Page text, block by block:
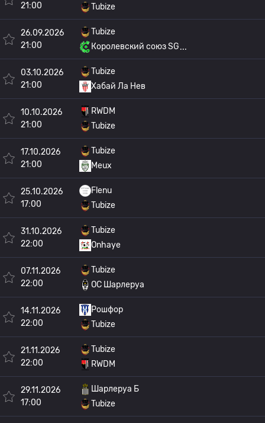
21:00
Tubize
26.09.2026
21:00
Tubize
Королевский союз SG
03.10.2026
21:00
Tubize
Хабай Ла Нев
10.10.2026
21:00
RWDM
Tubize
17.10.2026
21:00
Tubize
Meux
25.10.2026
17:00
Flenu
Tubize
31.10.2026
22:00
Tubize
Onhaye
07.11.2026
22:00
Tubize
OC Шарлеруа
14.11.2026
22:00
Рошфор
Tubize
21.11.2026
22:00
Tubize
RWDM
29.11.2026
17:00
Шарлеруа Б
Tubize